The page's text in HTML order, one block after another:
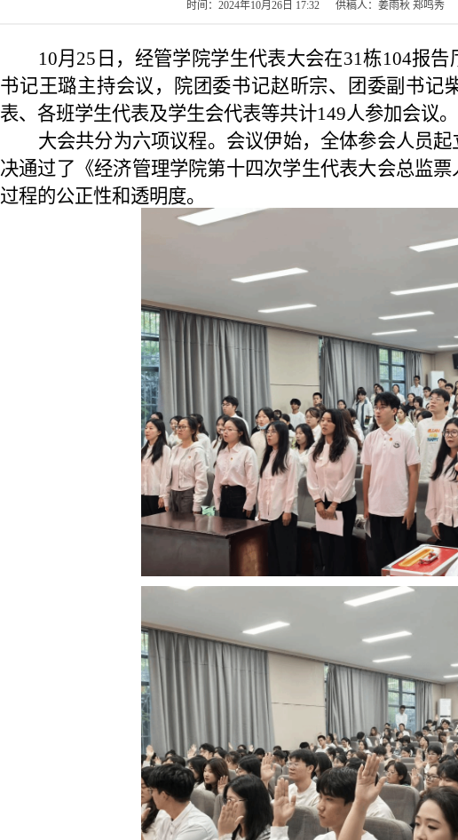
时间：2024年10月26日 17:32 供稿人：姜雨秋 郑鸣
10月25日，经管学院学生代表大会在31栋104报
书记王璐主持会议，院团委书记赵昕宗、团委副书记
表、各班学生代表及学生会代表等共计149人参加会议。
大会共分为六项议程。会议伊始，全体参会人员
决通过了《经济管理学院第十四次学生代表大会总监
过程的公正性和透明度。